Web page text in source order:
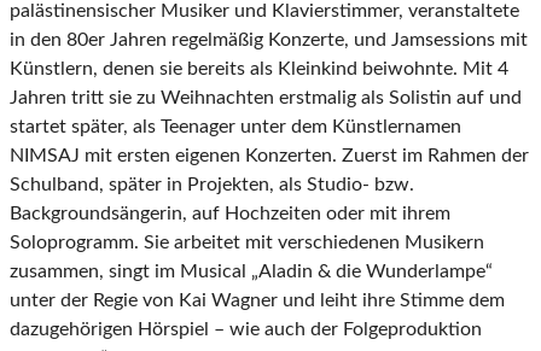
palästinensischer Musiker und Klavierstimmer, veranstaltete
in den 80er Jahren regelmäßig Konzerte, und Jamsessions mit
Künstlern, denen sie bereits als Kleinkind beiwohnte. Mit 4
Jahren tritt sie zu Weihnachten erstmalig als Solistin auf und
startet später, als Teenager unter dem Künstlernamen
NIMSAJ mit ersten eigenen Konzerten. Zuerst im Rahmen der
Schulband, später in Projekten, als Studio- bzw.
Backgroundsängerin, auf Hochzeiten oder mit ihrem
Soloprogramm. Sie arbeitet mit verschiedenen Musikern
zusammen, singt im Musical „Aladin & die Wunderlampe“
unter der Regie von Kai Wagner und leiht ihre Stimme dem
dazugehörigen Hörspiel – wie auch der Folgeproduktion